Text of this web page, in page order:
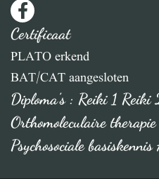
Certificaat
PLATO erkend
BAT/CAT aangesloten
Diploma's : Reiki 1 Reiki
Orthomoleculaire
Psychosociale